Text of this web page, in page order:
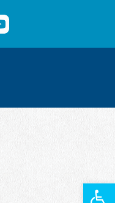
Barra de